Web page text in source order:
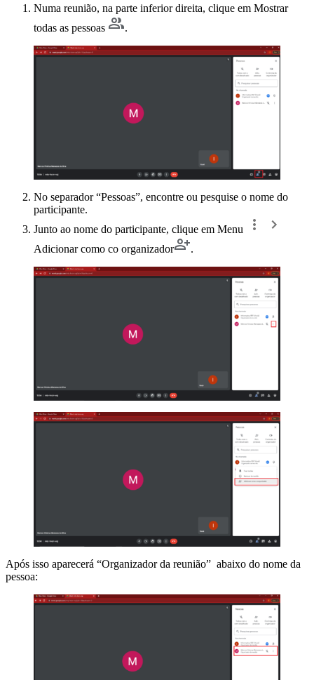
Numa reunião, na parte inferior direita, clique em Mostrar
todas as pessoas
.
No separador “Pessoas”, encontre ou pesquise o nome do
participante.
Junto ao nome do participante, clique em Menu
Adicionar como co organizador
.
Após isso aparecerá “Organizador da reunião” abaixo do nome da
pessoa: